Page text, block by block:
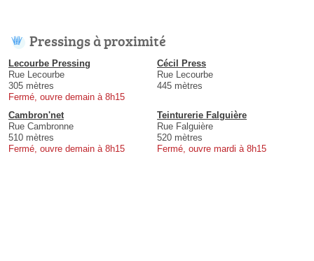
Pressings à proximité
Lecourbe Pressing
Rue Lecourbe
305 mètres
Fermé, ouvre demain à 8h15
Cécil Press
Rue Lecourbe
445 mètres
Cambron'net
Rue Cambronne
510 mètres
Fermé, ouvre demain à 8h15
Teinturerie Falguière
Rue Falguière
520 mètres
Fermé, ouvre mardi à 8h15